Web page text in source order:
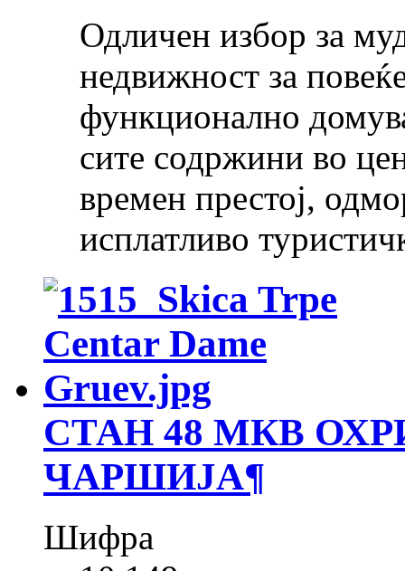
Одличен избор за
недвижност за
функционално
сите содржини во
времен престој,
исплатливо
СТАН 48 МКВ
ЧАРШИЈА¶
Шифра